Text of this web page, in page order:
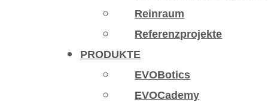
Reinraum
Referenzprojekte
PRODUKTE
EVOBotics
EVOCademy